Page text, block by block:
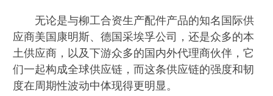
无论是与柳工合资生产配件产品的知名国际供
应商美国康明斯、德国采埃孚公司，还是众多的本
土供应商，以及下游众多的国内外代理商伙伴，它
们一起构成全球供应链，而这条供应链的强度和韧
度在周期性波动中体现得更明显。